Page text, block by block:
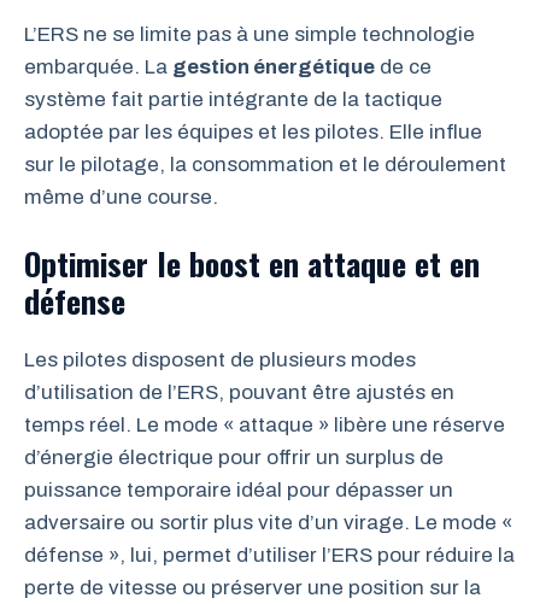
L’ERS ne se limite pas à une simple technologie
embarquée. La gestion énergétique de ce
système fait partie intégrante de la tactique
adoptée par les équipes et les pilotes. Elle influe
sur le pilotage, la consommation et le déroulement
même d’une course.
Optimiser le boost en attaque et en
défense
Les pilotes disposent de plusieurs modes
d’utilisation de l’ERS, pouvant être ajustés en
temps réel. Le mode « attaque » libère une réserve
d’énergie électrique pour offrir un surplus de
puissance temporaire idéal pour dépasser un
adversaire ou sortir plus vite d’un virage. Le mode «
défense », lui, permet d’utiliser l’ERS pour réduire la
perte de vitesse ou préserver une position sur la